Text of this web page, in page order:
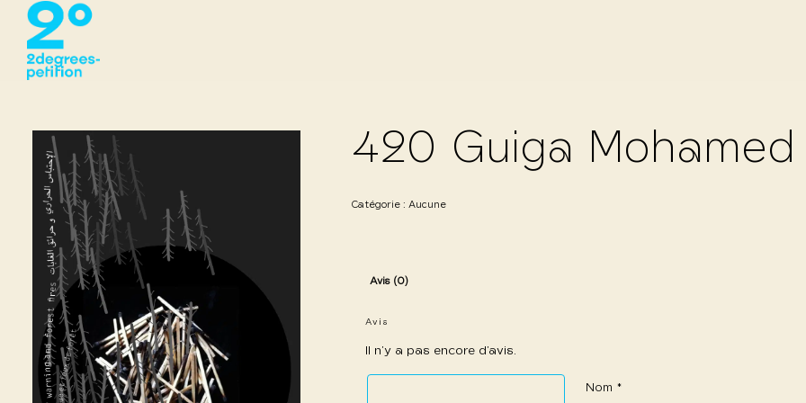
420 Guiga Mohamed
Catégorie : Aucune
Avis (0)
Avis
Il n’y a pas encore d’avis.
Nom *